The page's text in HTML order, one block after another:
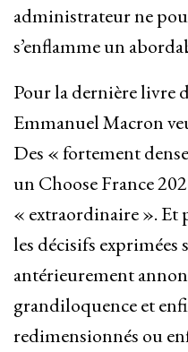
administrateur ne
s’enflamme un
Pour la dernière livre
Emmanuel Macron
Des « fortement
un Choose France
« extraordinaire ». Et
les décisifs exprimées
antérieurement
grandiloquence et
redimensionnés ou